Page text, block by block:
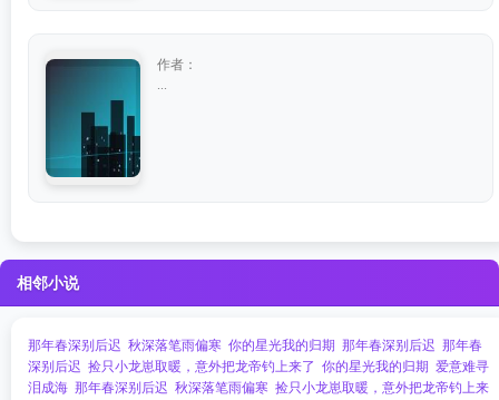
作者：
相邻小说
那年春深别后迟 秋深落笔雨偏寒 你的星光我的归期 那年春深别后迟 那年春
深别后迟 捡只小龙崽取暖，意外把龙帝钓上来了 你的星光我的归期 爱意难寻
泪成海 那年春深别后迟 秋深落笔雨偏寒 捡只小龙崽取暖，意外把龙帝钓上来